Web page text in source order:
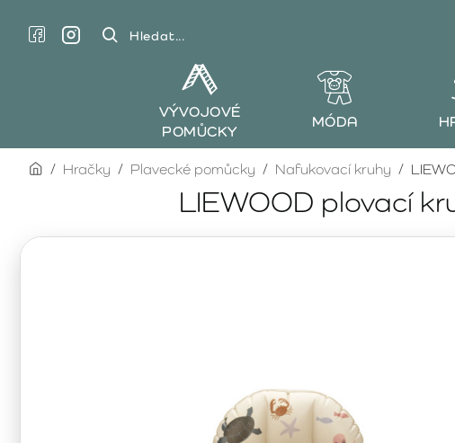
Hledat...
VÝVOJOVÉ
POMŮCKY
MÓDA
LIEWOOD plovací
homeHračky Plavecké pomůcky Nafukovací kruhy